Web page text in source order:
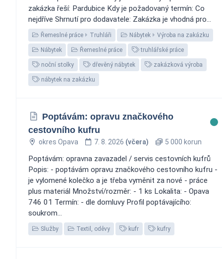
zakázka řeší: Pardubice Kdy je požadovaný termín: Co
nejdříve Shrnutí pro dodavatele: Zakázka je vhodná pro...
Řemeslné práce Truhláři Nábytek Výroba na zakázku
Nábytek Řemeslné práce truhlářské práce
noční stolky dřevěný nábytek zakázková výroba
nábytek na zakázku
Poptávám: opravu značkového
cestovního kufru
okres Opava 7. 8. 2026 (včera) 5 000 korun
Poptávám: opravna zavazadel / servis cestovních kufrů
Popis: - poptávám opravu značkového cestovního kufru -
je vylomené kolečko a je třeba vyměnit za nové - práce
plus materiál Množství/rozměr: - 1 ks Lokalita: - Opava
746 01 Termín: - dle domluvy Profil poptávajícího:
soukrom...
Služby Textil, oděvy kufr kufry